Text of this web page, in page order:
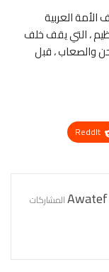
العربية
، التي يقف خلف
والصعاب ، قبل
ReddIt